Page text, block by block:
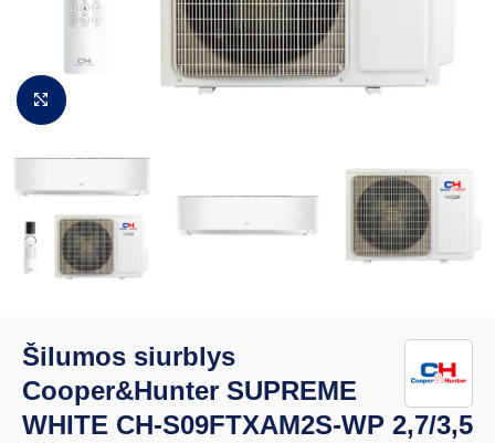
Padidinti vaizdą
Šilumos siurblys
Cooper&Hunter SUPREME
WHITE CH-S09FTXAM2S-WP 2,7/3,5